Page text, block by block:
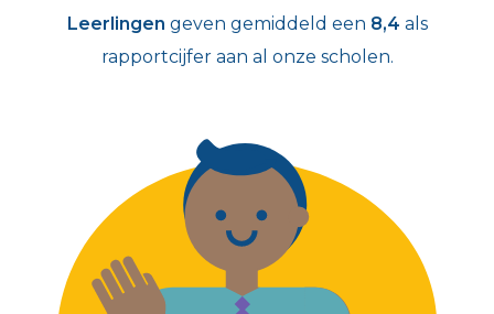
Leerlingen geven gemiddeld een 8,4 als
rapportcijfer aan al onze scholen.